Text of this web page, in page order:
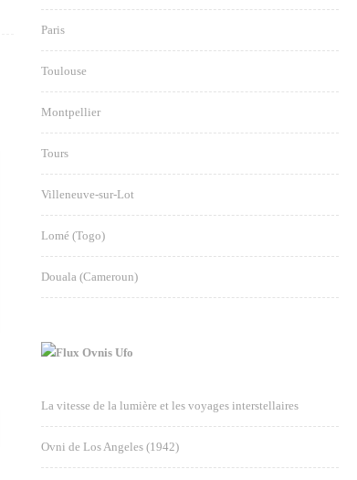
Paris
Toulouse
Montpellier
Tours
Villeneuve-sur-Lot
Lomé (Togo)
Douala (Cameroun)
Ovnis Ufo
La vitesse de la lumière et les voyages interstellaires
Ovni de Los Angeles (1942)